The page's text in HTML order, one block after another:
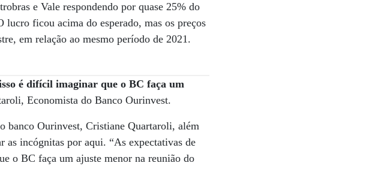
e Vale respondendo por quase 25% do
ficou acima do esperado, mas os preços
em relação ao mesmo período de 2021.
é difícil imaginar que o BC faça um
Economista do Banco Ourinvest.
banco Ourinvest, Cristiane Quartaroli, além
as incógnitas por aqui. “As expectativas de
o BC faça um ajuste menor na reunião do